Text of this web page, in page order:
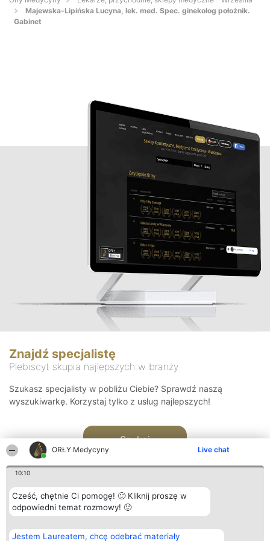
ORŁY Medycyny Live chat
10:10
Cześć, chętnie Ci pomogę! 🙂 Kliknij proszę w
odpowiedni temat rozmowy! 🙂
Jestem Laureatem, chcę odebrać materiały
Majewska-Lipińska Lucyna, lek. med. Spec. ginekolog położnik.
Gabinet
Znajdź specjalistę
Plebiscyt skupia najlepszych w branży
Szukasz specjalisty w pobliżu Ciebie? Sprawdź naszą
wyszukiwarkę. Korzystaj tylko z usług najlepszych!
Szukaj
Organizator plebiscytu
Bright Side Solutions sp. z o.
Plebiscyt
Laureaci
Kontakt
Kontakt